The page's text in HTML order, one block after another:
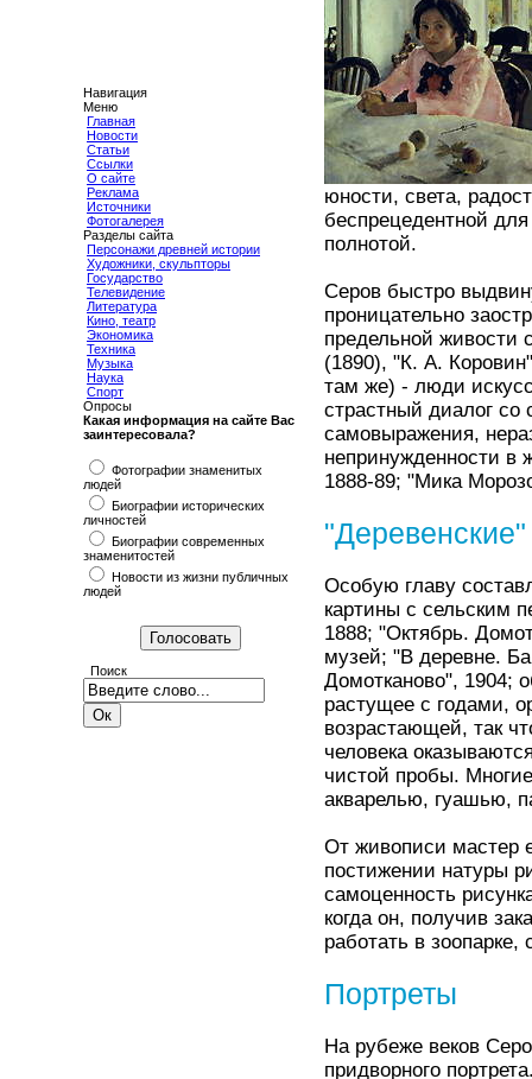
Навигация
Меню
Главная
Новости
Статьи
Ссылки
О сайте
Реклама
Источники
Фотогалерея
Разделы сайта
Персонажи древней истории
Художники, скульпторы
Государство
Телевидение
Литература
Кино, театр
Экономика
Техника
Музыка
Наука
Спорт
Опросы
Какая информация на сайте Вас
заинтересовала?
Фотографии знаменитых
людей
Биографии исторических
личностей
Биографии современных
знаменитостей
Новости из жизни публичных
людей
Поиск
юности, света,
беспрецедентной
полнотой.
Серов быстро
проницательно
предельной живости
(1890), "К. А.
там же) - люди
страстный диалог
самовыражения,
непринужденности в
1888-89; "Мика
Особую главу
картины с сельским
1888; "Октябрь.
музей; "В деревне.
Домотканово", 1904;
растущее с годами,
возрастающей, так
человека
чистой пробы.
акварелью, гуашью,
От живописи мастер
постижении натуры
самоценность
когда он, получив
работать в
Портреты
На рубеже веков
придворного